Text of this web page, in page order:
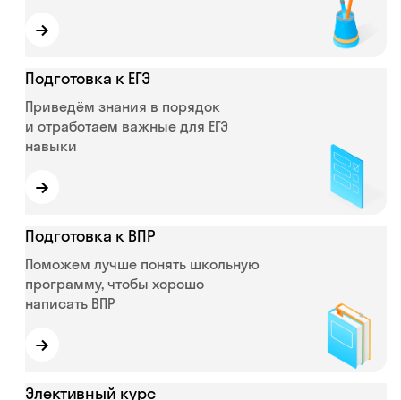
→
Подготовка к ЕГЭ
Приведём знания в порядок
и отработаем важные для ЕГЭ
навыки
→
Подготовка к ВПР
Поможем лучше понять школьную
программу, чтобы хорошо
написать ВПР
→
Элективный курс